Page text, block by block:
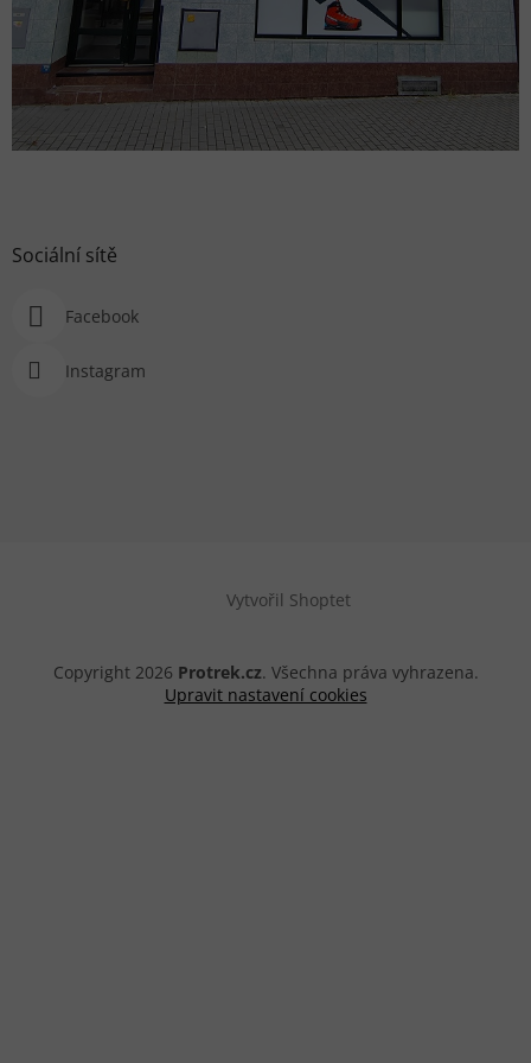
Sociální sítě
Facebook
Instagram
Vytvořil Shoptet
Copyright 2026 Protrek.cz. Všechna práva vyhrazena.
Upravit nastavení cookies